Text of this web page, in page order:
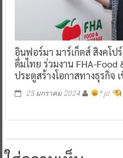
อินฟอร์มา มาร์เก็ตส์ สิงคโป
ดื่มไทย ร่วมงาน FHA-Food
ประตูสร้างโอกาสทางธุรกิจ
25 มกราคม 2024 ^ jo ^